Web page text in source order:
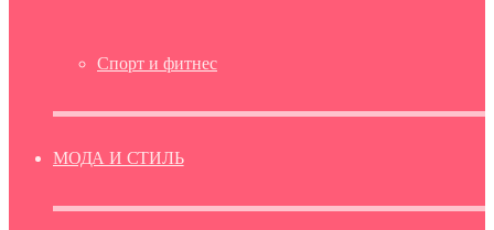
Спорт и фитнес
МОДА И СТИЛЬ